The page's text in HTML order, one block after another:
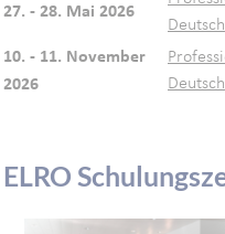
27. - 28. Mai 2026
Deutsch
10. - 11. November
2026
Deutsch
ELRO